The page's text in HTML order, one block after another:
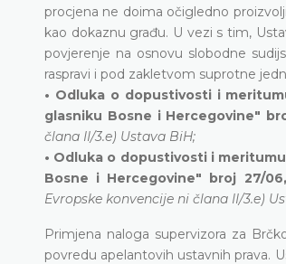
procjena ne doima očigledno
kao dokaznu građu. U vezi s tim,
povjerenje na osnovu slobodne
raspravi i pod zakletvom suprotne
• Odluka o dopustivosti i
glasniku Bosne i Hercegovine"
člana II/3.e) Ustava BiH;
• Odluka o dopustivosti i
Bosne i Hercegovine" broj 27/06,
Evropske konvencije ni člana II/3.e)
Primjena naloga supervizora za
povredu apelantovih ustavnih prava.